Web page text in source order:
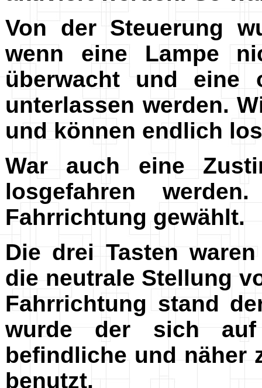
Von der Steuerung
wenn eine Lampe
überwacht und eine
unterlassen werden.
und können endlich
War auch eine
losgefahren
Fahrrichtung gewählt.
Die drei Tasten
die neutrale Stellung
Fahrrichtung stand
wurde der sich
befindliche und näher
benutzt.